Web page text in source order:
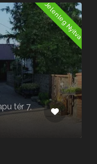
Jelenleg Nyitva